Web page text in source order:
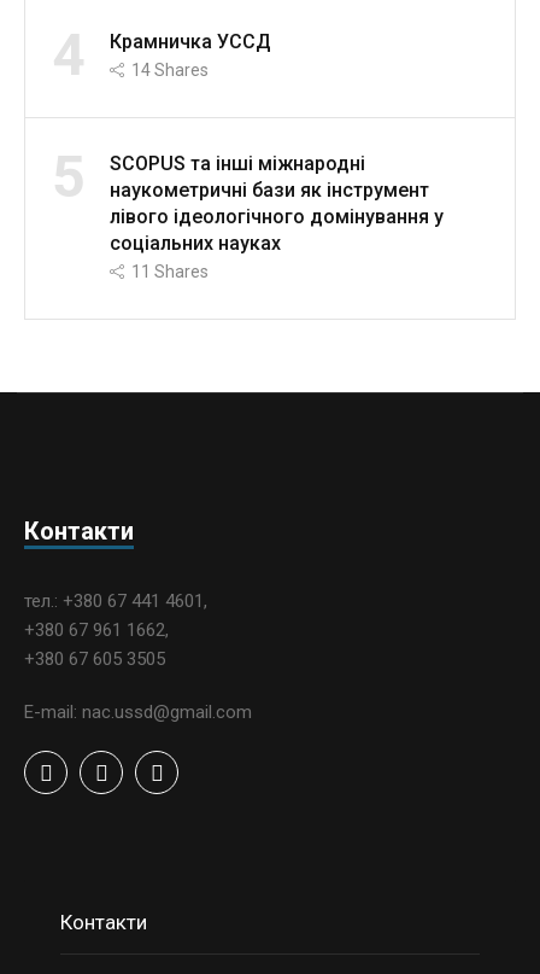
4 Крамничка УССД
14Shares
5
SCOPUS та інші міжнародні
наукометричні бази як інструмент
лівого ідеологічного домінування у
соціальних науках
11 Shares
Контакти
тел.: +380 67 441 4601,
+380 67 961 1662,
+380 67 605 3505
E-mail: nac.ussd@gmail.com
Контакти